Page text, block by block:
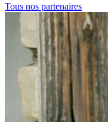
Tous nos partenaires